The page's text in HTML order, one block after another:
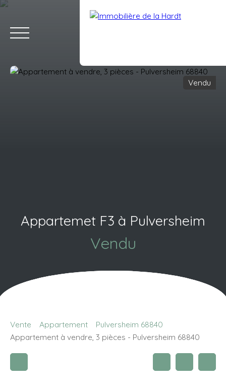
Vendu
Appartemet F3 à Pulversheim
Vendu
Vente Appartement
Pulversheim 68840
Appartement à vendre, 3 pièces - Pulversheim 68840